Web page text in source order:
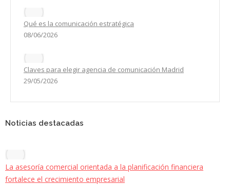
Qué es la comunicación estratégica
08/06/2026
Claves para elegir agencia de comunicación Madrid
29/05/2026
Noticias destacadas
La asesoría comercial orientada a la planificación financiera
fortalece el crecimiento empresarial